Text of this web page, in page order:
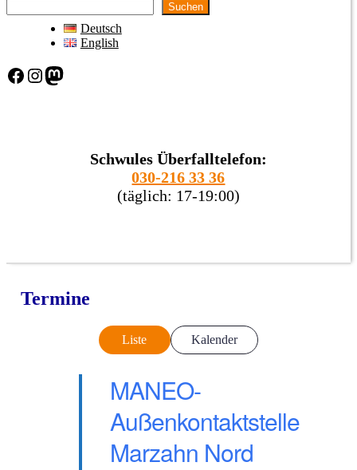
Suchen
Deutsch
English
Facebook Instagram Mastodon
Schwules Überfalltelefon:
030-216 33 36
(täglich: 17-19:00)
Termine
Liste Kalender
MANEO-
Außenkontaktstelle
Marzahn Nord